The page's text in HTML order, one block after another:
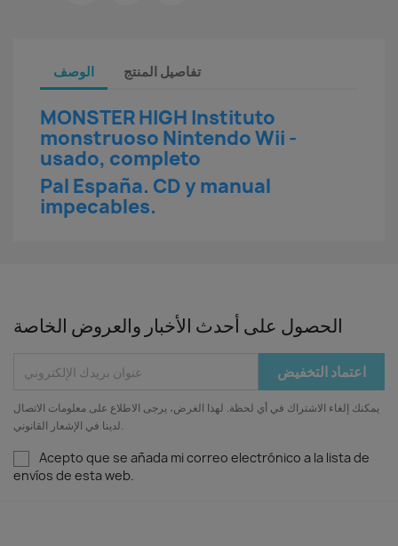
الوصف تفاصيل المنتج
MONSTER HIGH Instituto
monstruoso Nintendo Wii -
usado, completo
Pal España. CD y manual
impecables.
الحصول على أحدث الأخبار والعروض الخاصة
يمكنك إلغاء الاشتراك في أي لحظة. لهذا الغرض، يرجى الاطلاع على معلومات الاتصال
لدينا في الإشعار القانوني.
Acepto que se añada mi correo electrónico a la lista de
envíos de esta web.